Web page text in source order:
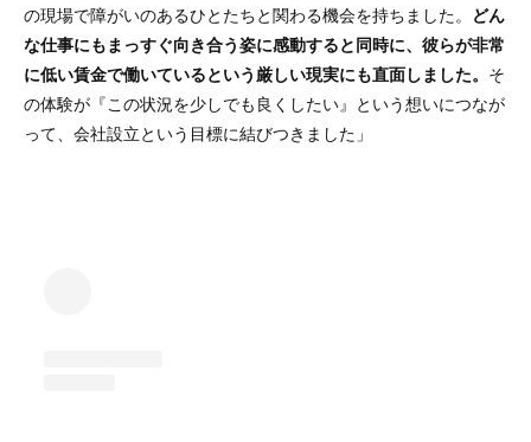
の現場で障がいのあるひとたちと関わる機会を持ちました。 どん
な仕事にもまっすぐ向き合う姿に感動すると同時に、彼らが非常
に低い賃金で働いているという厳しい現実にも直面しました。 そ
の体験が『この状況を少しでも良くしたい』という想いにつなが
って、会社設立という目標に結びつきました」